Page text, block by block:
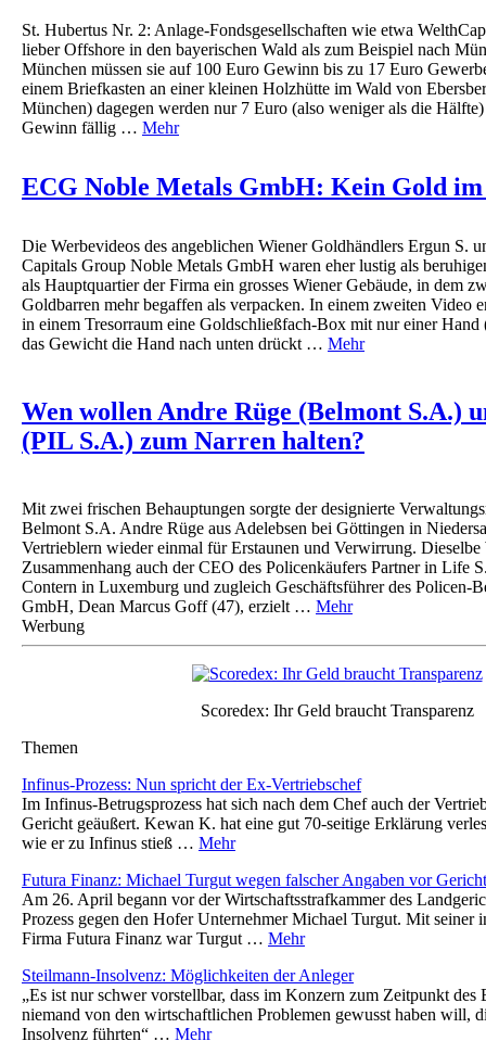
St. Hubertus Nr. 2: Anlage-Fondsgesellschaften wie etwa
lieber Offshore in den bayerischen Wald als zum Beispiel nach
München müssen sie auf 100 Euro Gewinn bis zu 17 Euro
einem Briefkasten an einer kleinen Holzhütte im Wald von
München) dagegen werden nur 7 Euro (also weniger als die
Gewinn fällig … Mehr
ECG Noble Metals GmbH: Kein Gold
Die Werbevideos des angeblichen Wiener Goldhändlers Ergun S.
Capitals Group Noble Metals GmbH waren eher lustig als
als Hauptquartier der Firma ein grosses Wiener Gebäude, in dem
Goldbarren mehr begaffen als verpacken. In einem zweiten Video
in einem Tresorraum eine Goldschließfach-Box mit nur einer Hand
das Gewicht die Hand nach unten drückt … Mehr
Wen wollen Andre Rüge (Belmont S.A.)
(PIL S.A.) zum Narren halten?
Mit zwei frischen Behauptungen sorgte der designierte
Belmont S.A. Andre Rüge aus Adelebsen bei Göttingen in
Vertrieblern wieder einmal für Erstaunen und Verwirrung.
Zusammenhang auch der CEO des Policenkäufers Partner in Life
Contern in Luxemburg und zugleich Geschäftsführer des Policen-
GmbH, Dean Marcus Goff (47), erzielt … Mehr
Werbung
Scoredex: Ihr Geld braucht Transparenz
Themen
Infinus-Prozess: Nun spricht der Ex-Vertriebschef
Im Infinus-Betrugsprozess hat sich nach dem Chef auch der
Gericht geäußert. Kewan K. hat eine gut 70-seitige Erklärung
wie er zu Infinus stieß … Mehr
Futura Finanz: Michael Turgut wegen falscher Angaben vor Gericht
Am 26. April begann vor der Wirtschaftsstrafkammer des
Prozess gegen den Hofer Unternehmer Michael Turgut. Mit seiner
Firma Futura Finanz war Turgut … Mehr
Steilmann-Insolvenz: Möglichkeiten der Anleger
„Es ist nur schwer vorstellbar, dass im Konzern zum Zeitpunkt des
niemand von den wirtschaftlichen Problemen gewusst haben will,
Insolvenz führten“ … Mehr